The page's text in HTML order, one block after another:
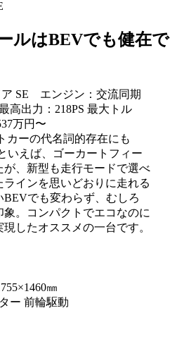
ルはBEVでも健在で
カーの代名詞的存在にも
いえば、ゴーカートフィー
が、新型も走行モードで選べ
ラインを思いどおりに走れる
でも変わらず、むしろ
。コンパクトでエコなのに
したオススメの一台です。
㎜
ー 前輪駆動